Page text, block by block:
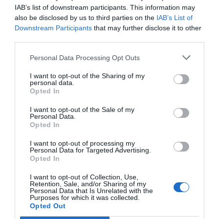
IAB’s list of downstream participants. This information may
also be disclosed by us to third parties on the IAB’s List of
Downstream Participants that may further disclose it to other
Personal Data Processing Opt Outs
I want to opt-out of the Sharing of my
personal data.
Opted In
I want to opt-out of the Sale of my
Personal Data.
Opted In
I want to opt-out of processing my
Personal Data for Targeted Advertising.
Opted In
I want to opt-out of Collection, Use,
Retention, Sale, and/or Sharing of my
Personal Data that Is Unrelated with the
Purposes for which it was collected.
Opted Out
Bruselas ha marcado distancia: no es su competencia, no
es su decreto, no es su problema inmediato. Pero al mismo
no hay advertencia, no hay corrección. Solo un
reconocimiento implícito:regularizar es compatible con
el marco europeo
La paradoja es que la Comisión ha dicho menos de lo que
parece y, sin embargo, ha dicho más que muchos
gobiernos.
Ha recordado que la migración legal no se
gestiona con consignas, sino con normas.
Y que cuando
se hace, el sistema deja de funcionar como un castigo y
empieza a funcionar como un Estado.
El resto —la indignación selectiva, los discursos de cupo,
la confusión entre derechos y caridad— pertenece a la